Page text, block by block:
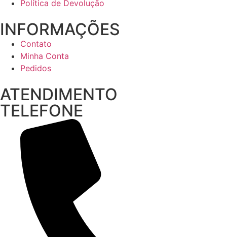
Política de Devolução
INFORMAÇÕES
Contato
Minha Conta
Pedidos
ATENDIMENTO
TELEFONE